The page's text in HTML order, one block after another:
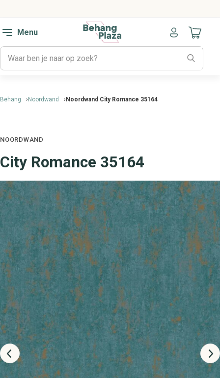
Menu
Naar
Behang Noordwand Noordwand City Romance 35164
NOORDWAND
City Romance 35164